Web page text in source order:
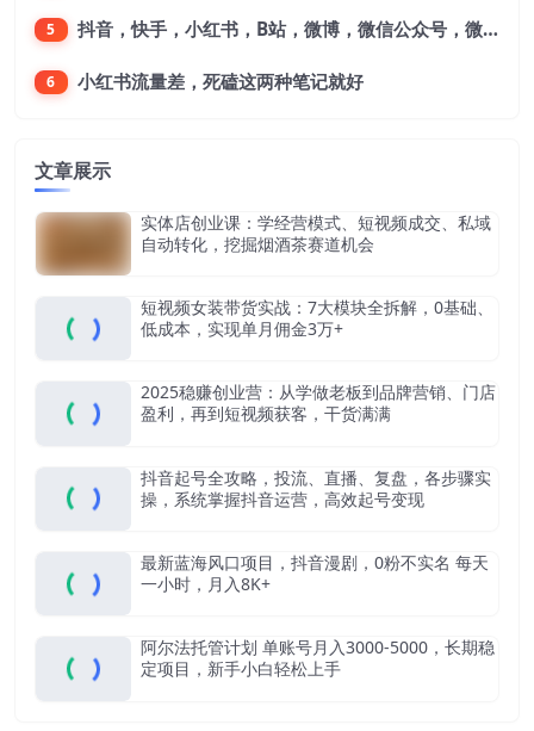
5 抖音，快手，小红书，B站，微博，微信公众号，微信视频号。每一个平台，都是不一样的机会，对应不一样的赚钱思路
6 小红书流量差，死磕这两种笔记就好
文章展示
实体店创业课：学经营模式、短视频成交、私域
自动转化，挖掘烟酒茶赛道机会
短视频女装带货实战：7大模块全拆解，0基础、
低成本，实现单月佣金3万+
2025稳赚创业营：从学做老板到品牌营销、门店
盈利，再到短视频获客，干货满满
抖音起号全攻略，投流、直播、复盘，各步骤实
操，系统掌握抖音运营，高效起号变现
最新蓝海风口项目，抖音漫剧，0粉不实名 每天
一小时，月入8K+
阿尔法托管计划 单账号月入3000-5000，长期稳
定项目，新手小白轻松上手